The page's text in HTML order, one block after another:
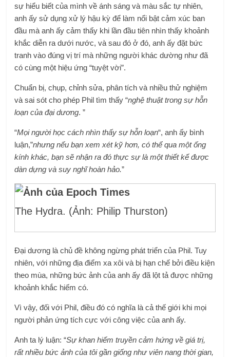
sự hiểu biết của mình về ánh sáng và màu sắc tự nhiên,
anh ấy sử dụng xử lý hậu kỳ để làm nổi bật cảm xúc ban
đầu mà anh ấy cảm thấy khi lần đầu tiên nhìn thấy khoảnh
khắc diễn ra dưới nước, và sau đó ở đó,anh ấy đặt bức
tranh vào đúng vị trí mà những người khác dường như đã
có cùng một hiệu ứng “tuyệt vời”.
Chuẩn bị, chụp, chỉnh sửa, phân tích và nhiều thử nghiệm
và sai sót cho phép Phil tìm thấy “nghệ thuật trong sự hỗn
loạn của đại dương. ”
“Mọi người học cách nhìn thấy sự hỗn loạn“, anh ấy bình
luận,”nhưng nếu bạn xem xét kỹ hơn, có thể qua một ống
kính khác, bạn sẽ nhận ra đó thực sự là một thiết kế được
dàn dựng và suy nghĩ hoàn hảo.”
The Hydra. (Ảnh: Philip Thurston)
Đại dương là chủ đề không ngừng phát triển của Phil. Tuy
nhiên, với những địa điểm xa xôi và bị hạn chế bởi điều kiện
theo mùa, những bức ảnh của anh ấy đã lột tả được những
khoảnh khắc hiếm có.
Vì vậy, đối với Phil, điều đó có nghĩa là cả thế giới khi mọi
người phản ứng tích cực với công việc của anh ấy.
Anh ta lý luận: “Sự khan hiếm truyền cảm hứng về giá trị,
rất nhiều bức ảnh của tôi gần giống như viên nang thời gian,